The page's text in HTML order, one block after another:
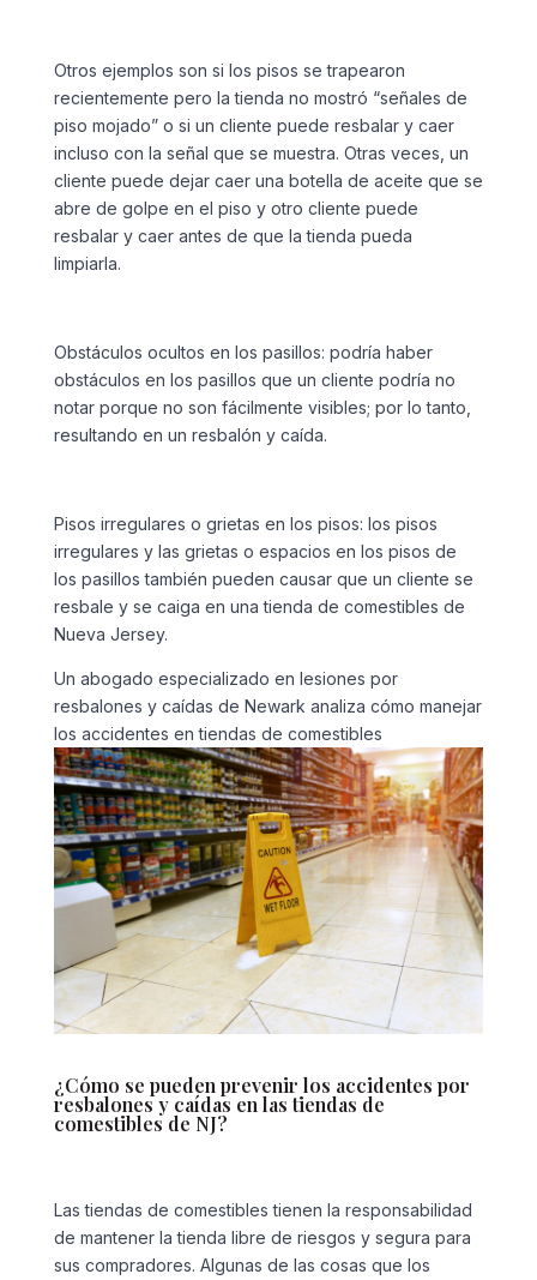
Otros ejemplos son si los pisos se trapearon
recientemente pero la tienda no mostró “señales de
piso mojado” o si un cliente puede resbalar y caer
incluso con la señal que se muestra. Otras veces, un
cliente puede dejar caer una botella de aceite que se
abre de golpe en el piso y otro cliente puede
resbalar y caer antes de que la tienda pueda
limpiarla.
Obstáculos ocultos en los pasillos: podría haber
obstáculos en los pasillos que un cliente podría no
notar porque no son fácilmente visibles; por lo tanto,
resultando en un resbalón y caída.
Pisos irregulares o grietas en los pisos: los pisos
irregulares y las grietas o espacios en los pisos de
los pasillos también pueden causar que un cliente se
resbale y se caiga en una tienda de comestibles de
Nueva Jersey.
Un abogado especializado en lesiones por
resbalones y caídas de Newark analiza cómo manejar
los accidentes en tiendas de comestibles
¿Cómo se pueden prevenir los accidentes por
resbalones y caídas en las tiendas de
comestibles de NJ?
Las tiendas de comestibles tienen la responsabilidad
de mantener la tienda libre de riesgos y segura para
sus compradores. Algunas de las cosas que los